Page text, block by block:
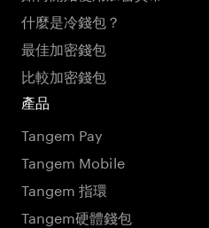
什麼是冷錢包？
最佳加密錢包
比較加密錢包
產品
Tangem Pay
Tangem Mobile
Tangem 指環
Tangem硬體錢包